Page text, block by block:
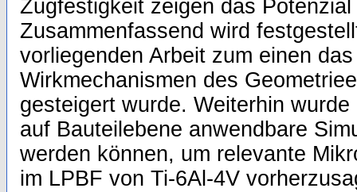
Zugfestigkeit zeigen das
Zusammenfassend wird
vorliegenden Arbeit zum einen
Wirkmechanismen des
gesteigert wurde. Weiterhin
auf Bauteilebene anwendbare
werden können, um relevante
im LPBF von Ti-6Al-4V